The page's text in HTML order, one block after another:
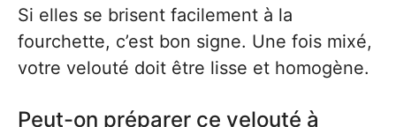
Si elles se brisent facilement à la
fourchette, c’est bon signe. Une fois mixé,
votre velouté doit être lisse et homogène.
Peut-on préparer ce velouté à